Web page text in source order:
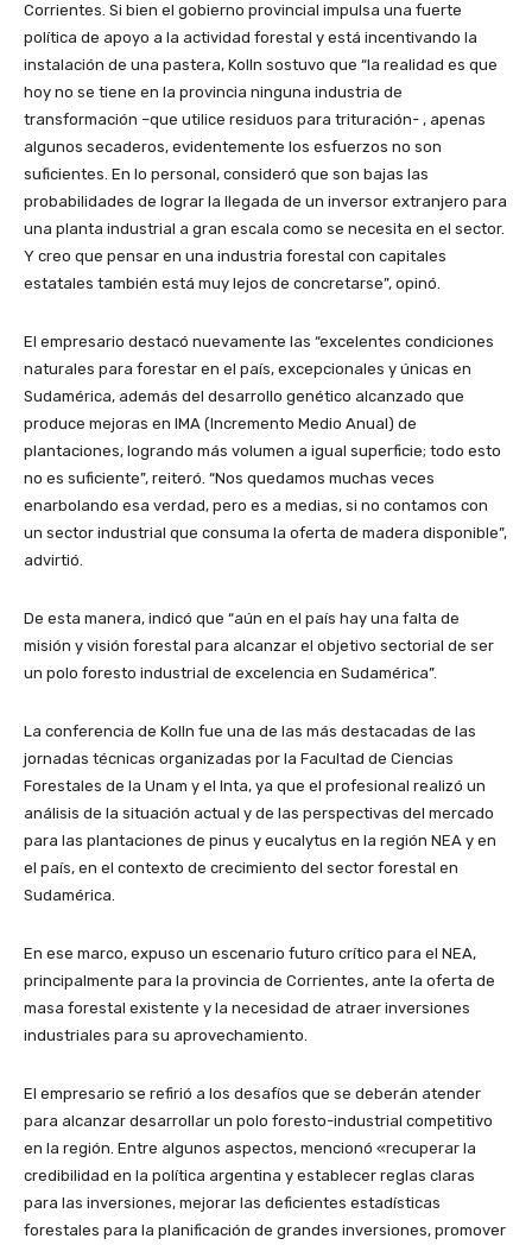
Corrientes. Si bien el gobierno provincial impulsa una fuerte
política de apoyo a la actividad forestal y está incentivando la
instalación de una pastera, Kolln sostuvo que “la realidad es que
hoy no se tiene en la provincia ninguna industria de
transformación –que utilice residuos para trituración- , apenas
algunos secaderos, evidentemente los esfuerzos no son
suficientes. En lo personal, consideró que son bajas las
probabilidades de lograr la llegada de un inversor extranjero para
una planta industrial a gran escala como se necesita en el sector.
Y creo que pensar en una industria forestal con capitales
estatales también está muy lejos de concretarse”, opinó.
El empresario destacó nuevamente las “excelentes condiciones
naturales para forestar en el país, excepcionales y únicas en
Sudamérica, además del desarrollo genético alcanzado que
produce mejoras en IMA (Incremento Medio Anual) de
plantaciones, logrando más volumen a igual superficie; todo esto
no es suficiente”, reiteró. “Nos quedamos muchas veces
enarbolando esa verdad, pero es a medias, si no contamos con
un sector industrial que consuma la oferta de madera disponible”,
advirtió.
De esta manera, indicó que “aún en el país hay una falta de
misión y visión forestal para alcanzar el objetivo sectorial de ser
un polo foresto industrial de excelencia en Sudamérica”.
La conferencia de Kolln fue una de las más destacadas de las
jornadas técnicas organizadas por la Facultad de Ciencias
Forestales de la Unam y el Inta, ya que el profesional realizó un
análisis de la situación actual y de las perspectivas del mercado
para las plantaciones de pinus y eucalytus en la región NEA y en
el país, en el contexto de crecimiento del sector forestal en
Sudamérica.
En ese marco, expuso un escenario futuro crítico para el NEA,
principalmente para la provincia de Corrientes, ante la oferta de
masa forestal existente y la necesidad de atraer inversiones
industriales para su aprovechamiento.
El empresario se refirió a los desafíos que se deberán atender
para alcanzar desarrollar un polo foresto-industrial competitivo
en la región. Entre algunos aspectos, mencionó «recuperar la
credibilidad en la política argentina y establecer reglas claras
para las inversiones, mejorar las deficientes estadísticas
forestales para la planificación de grandes inversiones, promover